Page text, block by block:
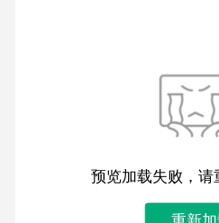
预览加载失败，请